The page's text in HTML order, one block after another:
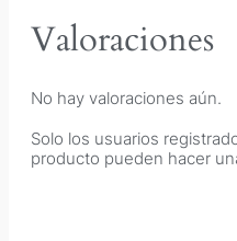
Valoraciones
No hay valoraciones aún.
Solo los usuarios
producto pueden hacer